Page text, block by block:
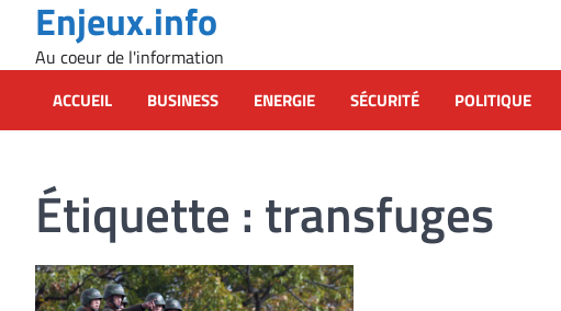
content
Enjeux.info
Au coeur de l'information
ACCUEIL BUSINESS ENERGIE SÉCURITÉ POLITIQUE
Étiquette : transfuges